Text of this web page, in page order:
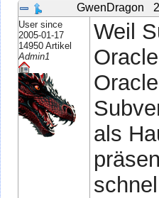
GwenDragon
User since
2005-01-17
14950 Artikel
Admin1
Weil
als